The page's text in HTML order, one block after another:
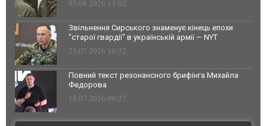
03.08.2026 13:02
Звільнення Сирського знаменує кінець епохи
"старої гвардії" в українській армії — NYT
23.07.2026 10:32
Повний текст резонансного брифінга Михайла
Федорова
18.07.2026 09:27